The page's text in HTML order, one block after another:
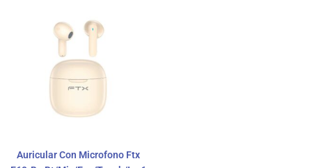
Auricular Con Microfono Ftx